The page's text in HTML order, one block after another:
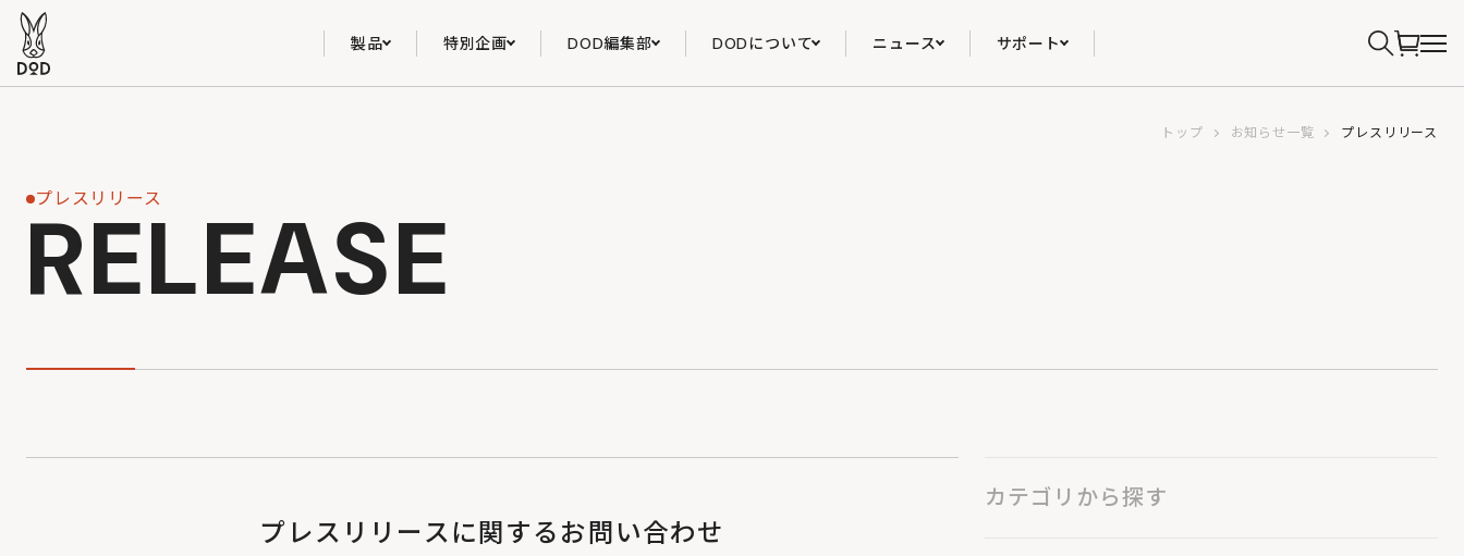
製品 特別企画 DOD編集部 DODについて ニュース サポート
トップ お知らせ一覧 プレスリリース
プレスリリース
RELEASE
プレスリリースに関するお問い合わせ
カテゴリから探す